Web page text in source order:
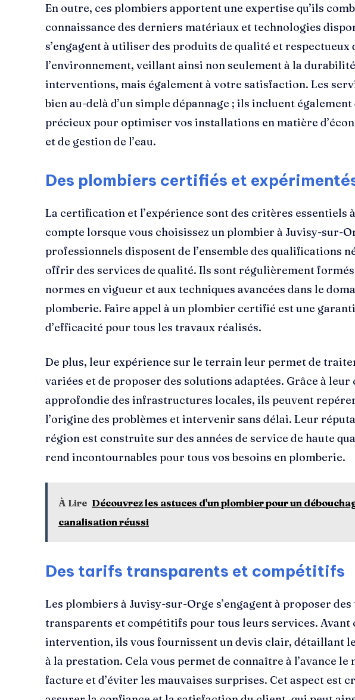
En outre, ces plombiers apportent une expertise qu’ils
connaissance des derniers matériaux et technologies
s’engagent à utiliser des produits de qualité et respectueux
l’environnement, veillant ainsi non seulement à la
interventions, mais également à votre satisfaction. Les
bien au-delà d’un simple dépannage ; ils incluent
précieux pour optimiser vos installations en matière
et de gestion de l’eau.
Des plombiers certifiés et
La certification et l’expérience sont des critères essentiels
compte lorsque vous choisissez un plombier à Juvisy-sur-
professionnels disposent de l’ensemble des qualifications
offrir des services de qualité. Ils sont régulièrement
normes en vigueur et aux techniques avancées dans le
plomberie. Faire appel à un plombier certifié est une
d’efficacité pour tous les travaux réalisés.
De plus, leur expérience sur le terrain leur permet de
variées et de proposer des solutions adaptées. Grâce à leur
approfondie des infrastructures locales, ils peuvent
l’origine des problèmes et intervenir sans délai. Leur
région est construite sur des années de service de haute
rend incontournables pour tous vos besoins en plomberie.
À Lire Découvrez les astuces d'un plombier pour un
canalisation réussi
Des tarifs transparents et compétitifs
Les plombiers à Juvisy-sur-Orge s’engagent à proposer
transparents et compétitifs pour tous leurs services. Avant
intervention, ils vous fournissent un devis clair, détaillant
à la prestation. Cela vous permet de connaître à l’avance le
facture et d’éviter les mauvaises surprises. Cet aspect est